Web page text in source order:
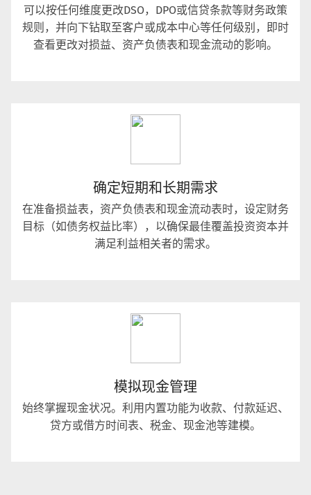
可以按任何维度更改DSO，DPO或信贷条款等财务政策
规则，并向下钻取至客户或成本中心等任何级别，即时
查看更改对损益、资产负债表和现金流动的影响。
确定短期和长期需求
在准备损益表，资产负债表和现金流动表时，设定财务
目标（如债务权益比率），以确保最佳覆盖投资资本并
满足利益相关者的需求。
模拟现金管理
始终掌握现金状况。利用内置功能为收款、付款延迟、
贷方或借方时间表、税金、现金池等建模。